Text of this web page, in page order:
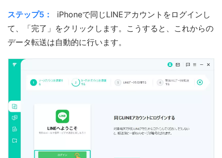
ステップ5：
iPhoneで同じLINEアカウントをログインし
て、「完了」をクリックします。こうすると、これからの
データ転送は自動的に行います。